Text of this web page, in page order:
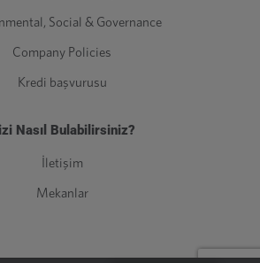
Social & Governance
Company Policies
Kredi başvurusu
Nasıl Bulabilirsiniz?
İletişim
Mekanlar